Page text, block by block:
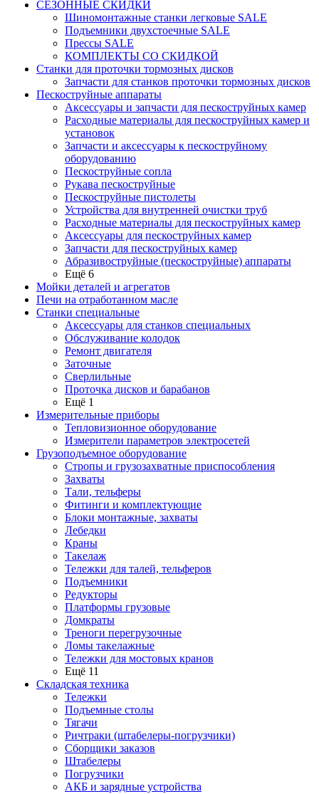
СЕЗОННЫЕ СКИДКИ
Шиномонтажные станки легковые SALE
Подъемники двухстоечные SALE
Прессы SALE
КОМПЛЕКТЫ СО СКИДКОЙ
Станки для проточки тормозных дисков
Запчасти для станков проточки тормозных дисков
Пескоструйные аппараты
Аксессуары и запчасти для пескоструйных камер
Расходные материалы для пескоструйных камер и
установок
Запчасти и аксессуары к пескоструйному
оборудованию
Пескоструйные сопла
Рукава пескоструйные
Пескоструйные пистолеты
Устройства для внутренней очистки труб
Расходные материалы для пескоструйных камер
Аксессуары для пескоструйных камер
Запчасти для пескоструйных камер
Абразивоструйные (пескоструйные) аппараты
Ещё 6
Мойки деталей и агрегатов
Печи на отработанном масле
Станки специальные
Аксессуары для станков специальных
Обслуживание колодок
Ремонт двигателя
Заточные
Сверлильные
Проточка дисков и барабанов
Ещё 1
Измерительные приборы
Тепловизионное оборудование
Измерители параметров электросетей
Грузоподъемное оборудование
Стропы и грузозахватные приспособления
Захваты
Тали, тельферы
Фитинги и комплектующие
Блоки монтажные, захваты
Лебедки
Краны
Такелаж
Тележки для талей, тельферов
Подъемники
Редукторы
Платформы грузовые
Домкраты
Треноги перегрузочные
Ломы такелажные
Тележки для мостовых кранов
Ещё 11
Складская техника
Тележки
Подъемные столы
Тягачи
Ричтраки (штабелеры-погрузчики)
Сборщики заказов
Штабелеры
Погрузчики
АКБ и зарядные устройства